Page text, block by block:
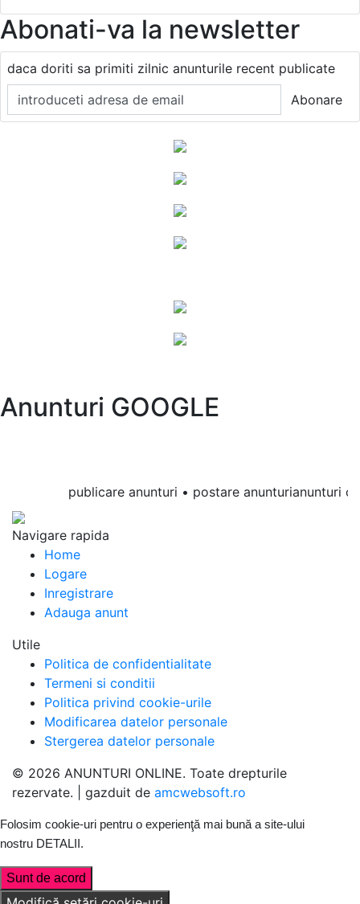
Abonati-va la newsletter
daca doriti sa primiti zilnic anunturile recent publicate
Anunturi GOOGLE
publicare anunturi • postare anunturianunturi
Navigare rapida
Home
Logare
Inregistrare
Adauga anunt
Utile
Politica de confidentialitate
Termeni si conditii
Politica privind cookie-urile
Modificarea datelor personale
Stergerea datelor personale
© 2026 ANUNTURI ONLINE. Toate drepturile
rezervate. | gazduit de amcwebsoft.ro
Folosim cookie-uri pentru o experienţă mai bună a site-ului
nostru DETALII .
Sunt de acord